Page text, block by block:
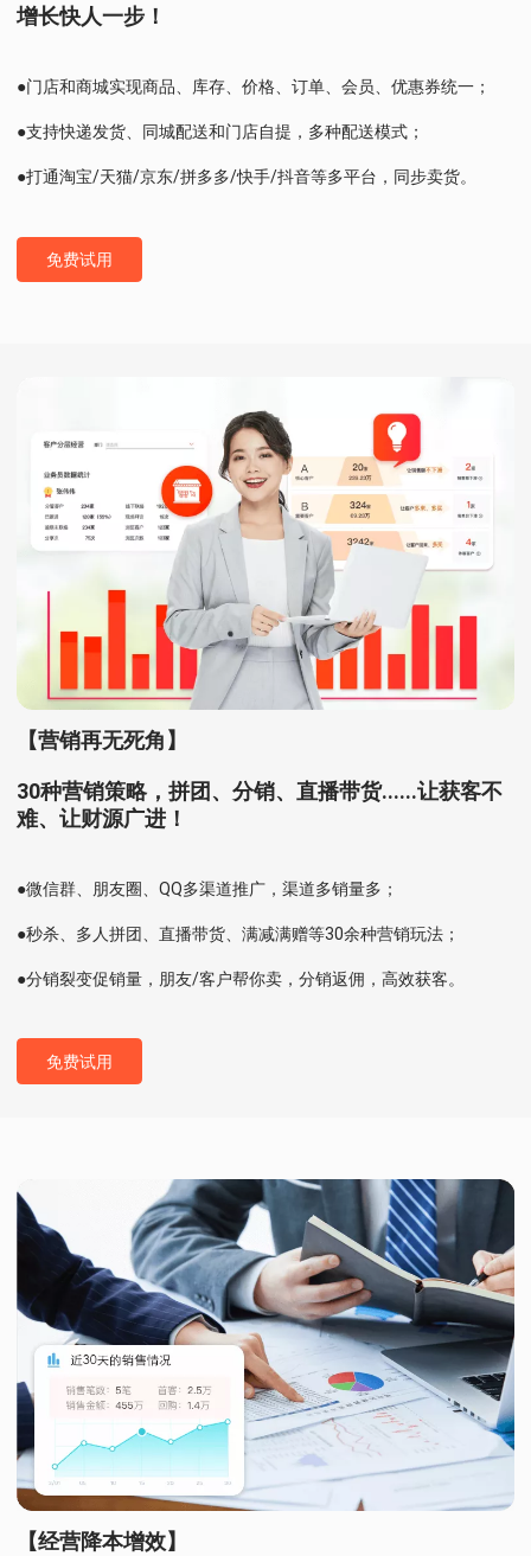
增长快人一步！
●门店和商城实现商品、库存、价格、订单、会员、优惠券统一；
●支持快递发货、同城配送和门店自提，多种配送模式；
●打通淘宝/天猫/京东/拼多多/快手/抖音等多平台，同步卖货。
免费试用
【营销再无死角】
30种营销策略，拼团、分销、直播带货......让获客不
难、让财源广进！
●微信群、朋友圈、QQ多渠道推广，渠道多销量多；
●秒杀、多人拼团、直播带货、满减满赠等30余种营销玩法；
●分销裂变促销量，朋友/客户帮你卖，分销返佣，高效获客。
免费试用
【经营降本增效】